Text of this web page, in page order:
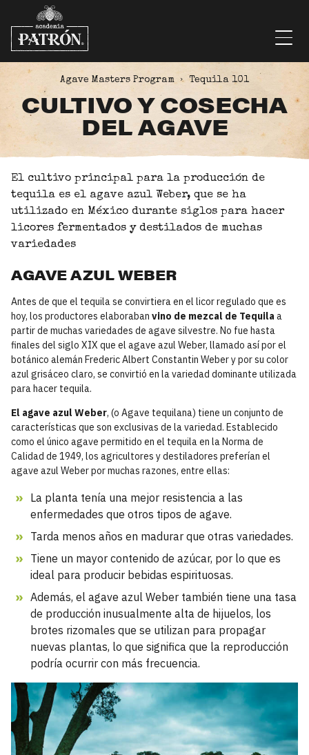
Saltar al contenido
Agave Masters Program Tequila 101
CULTIVO Y COSECHA
DEL AGAVE
El cultivo principal para la producción de
tequila es el agave azul Weber, que se ha
utilizado en México durante siglos para hacer
licores fermentados y destilados de muchas
variedades
AGAVE AZUL WEBER
Antes de que el tequila se convirtiera en el licor regulado que es
hoy, los productores elaboraban vino de mezcal de Tequila a
partir de muchas variedades de agave silvestre. No fue hasta
finales del siglo XIX que el agave azul Weber, llamado así por el
botánico alemán Frederic Albert Constantin Weber y por su color
azul grisáceo claro, se convirtió en la variedad dominante utilizada
para hacer tequila.
El agave azul Weber, (o Agave tequilana) tiene un conjunto de
características que son exclusivas de la variedad. Establecido
como el único agave permitido en el tequila en la Norma de
Calidad de 1949, los agricultores y destiladores preferían el
agave azul Weber por muchas razones, entre ellas:
La planta tenía una mejor resistencia a las
enfermedades que otros tipos de agave.
Tarda menos años en madurar que otras variedades.
Tiene un mayor contenido de azúcar, por lo que es
ideal para producir bebidas espirituosas.
Además, el agave azul Weber también tiene una tasa
de producción inusualmente alta de hijuelos, los
brotes rizomales que se utilizan para propagar
nuevas plantas, lo que significa que la reproducción
podría ocurrir con más frecuencia.